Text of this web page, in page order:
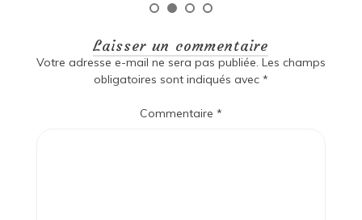
Laisser un commentaire
Votre adresse e-mail ne sera pas publiée. Les champs
obligatoires sont indiqués avec *
Commentaire *